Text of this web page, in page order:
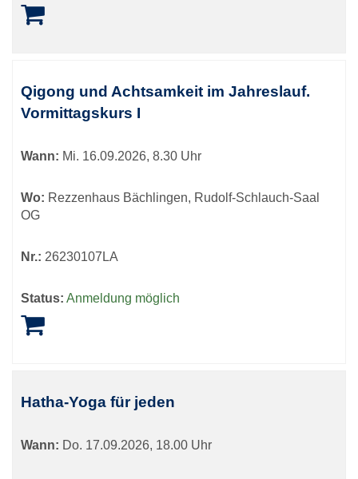
Qigong und Achtsamkeit im Jahreslauf.
Vormittagskurs I
Wann: Mi. 16.09.2026, 8.30 Uhr
Wo: Rezzenhaus Bächlingen, Rudolf-Schlauch-Saal
OG
Nr.: 26230107LA
Status: Anmeldung möglich
Hatha-Yoga für jeden
Wann: Do. 17.09.2026, 18.00 Uhr